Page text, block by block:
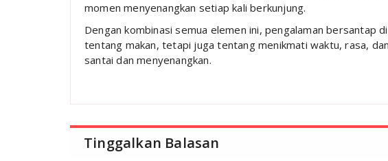
momen menyenangkan setiap kali berkunjung.
Dengan kombinasi semua elemen ini, pengalaman bersantap
tentang makan, tetapi juga tentang menikmati waktu, rasa,
santai dan menyenangkan.
Tinggalkan Balasan